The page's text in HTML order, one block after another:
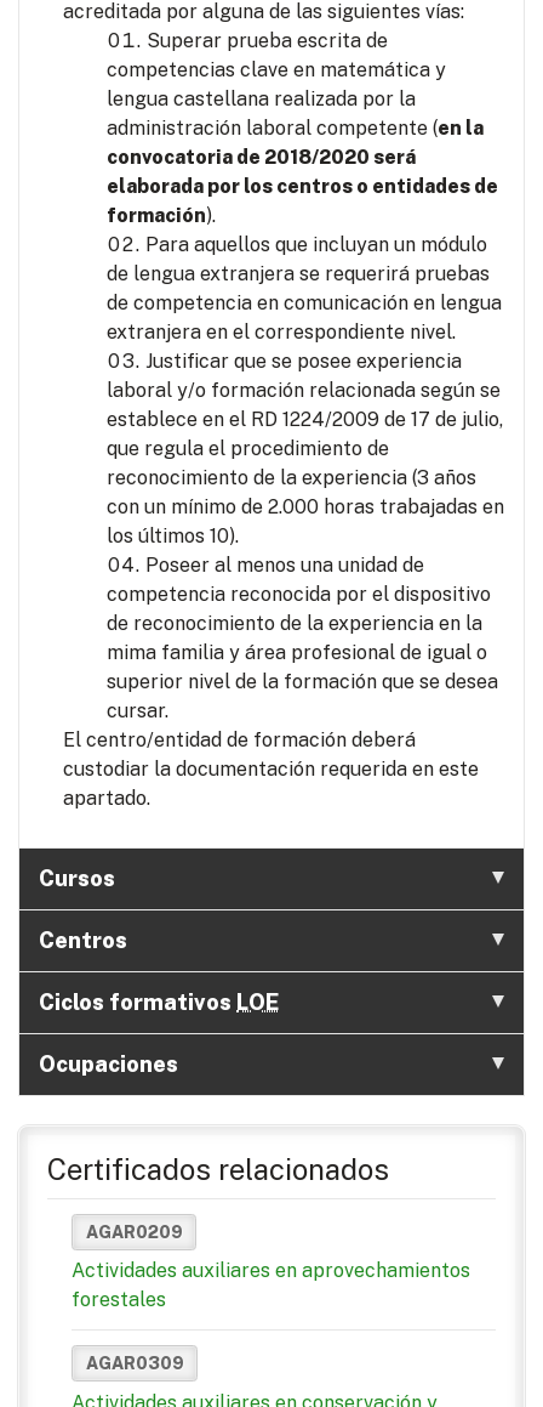
acreditada por alguna de las siguientes vías:
Superar prueba escrita de
competencias clave en matemática y
lengua castellana realizada por la
administración laboral competente (en la
convocatoria de 2018/2020 será
elaborada por los centros o entidades de
formación).
Para aquellos que incluyan un módulo
de lengua extranjera se requerirá pruebas
de competencia en comunicación en lengua
extranjera en el correspondiente nivel.
Justificar que se posee experiencia
laboral y/o formación relacionada según se
establece en el RD 1224/2009 de 17 de julio,
que regula el procedimiento de
reconocimiento de la experiencia (3 años
con un mínimo de 2.000 horas trabajadas en
los últimos 10).
Poseer al menos una unidad de
competencia reconocida por el dispositivo
de reconocimiento de la experiencia en la
mima familia y área profesional de igual o
superior nivel de la formación que se desea
cursar.
El centro/entidad de formación deberá
custodiar la documentación requerida en este
apartado.
Cursos
Centros
Ciclos formativos LOE
Ocupaciones
Certificados relacionados
AGAR0209
Actividades auxiliares en aprovechamientos
forestales
AGAR0309
Actividades auxiliares en conservación y